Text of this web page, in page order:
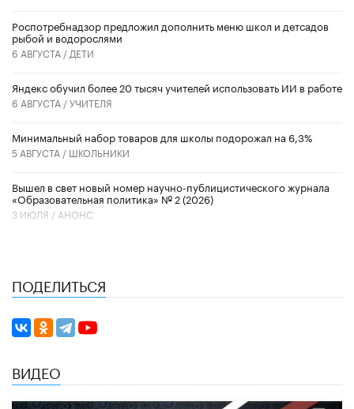
Роспотребнадзор предложил дополнить меню школ и детсадов
рыбой и водорослями
6 АВГУСТА / ДЕТИ
​Яндекс обучил более 20 тысяч учителей использовать ИИ в работе
6 АВГУСТА /УЧИТЕЛЯ
Минимальный набор товаров для школы подорожал на 6,3%
5 АВГУСТА / ШКОЛЬНИКИ
Вышел в свет новый номер научно-публицистического журнала
«Образовательная политика» № 2 (2026)
3 ИЮЛЯ / АНОНС
ПОДЕЛИТЬСЯ
ВИДЕО